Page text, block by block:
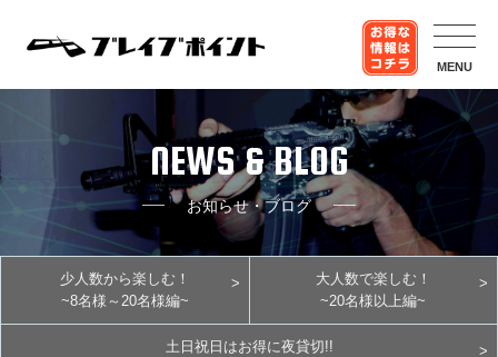
MENU
NEWS & BLOG
お知らせ・ブログ
少人数から楽しむ！
~8名様～20名様編~
大人数で楽しむ！
~20名様以上編~
土日祝日はお得に夜貸切!!